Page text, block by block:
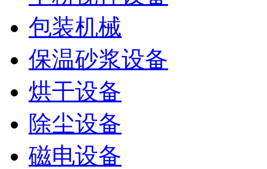
包装机械
保温砂浆设备
烘干设备
除尘设备
磁电设备